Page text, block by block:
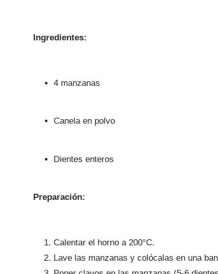
Ingredientes:
4 manzanas
Canela en polvo
Dientes enteros
Preparación:
Calentar el horno a 200°C.
Lave las manzanas y colócalas en una